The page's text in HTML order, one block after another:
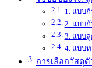
1. แบบ
2. แบบก้
3. แบบลู
4. แบบท
การเลือกวัสดุ